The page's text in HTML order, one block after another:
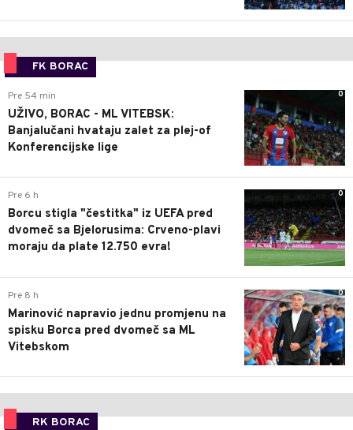
FK BORAC
0
Pre 54 min
UŽIVO, BORAC - ML VITEBSK:
Banjalučani hvataju zalet za plej-of
Konferencijske lige
0
Pre 6 h
Borcu stigla "čestitka" iz UEFA pred
dvomeč sa Bjelorusima: Crveno-plavi
moraju da plate 12.750 evra!
0
Pre 8 h
Marinović napravio jednu promjenu na
spisku Borca pred dvomeč sa ML
Vitebskom
RK BORAC